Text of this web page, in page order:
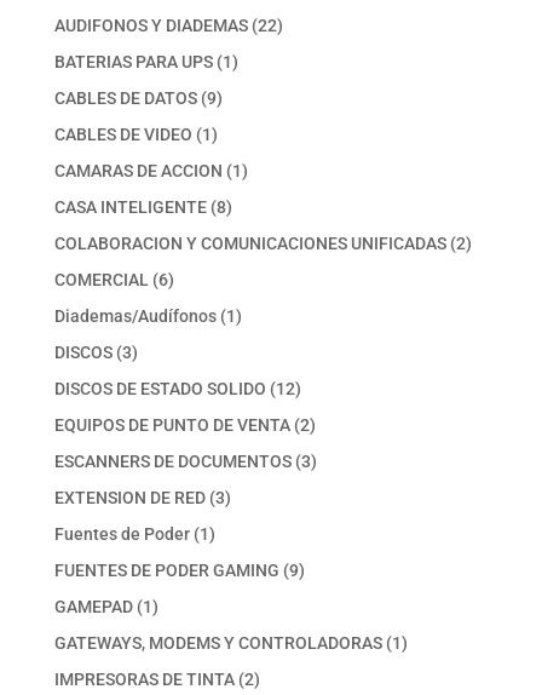
productos
AUDIFONOS Y DIADEMAS 2222
BATERIAS PARA UPS 11
CABLES DE DATOS 99
productos
CABLES DE VIDEO 11
producto
CAMARAS DE ACCION 11
CASA INTELIGENTE 88
productos
COLABORACION Y COMUNICACIONES UNIFICADAS 22
COMERCIAL 66
productos
Diademas/Audífonos 11
DISCOS 33
productos
DISCOS DE ESTADO SOLIDO 1212
productos
EQUIPOS DE PUNTO DE VENTA 22
productos
ESCANNERS DE DOCUMENTOS 33
EXTENSION DE RED 33
Fuentes de Poder 11
producto
FUENTES DE PODER GAMING 99
GAMEPAD 11
producto
GATEWAYS, MODEMS Y CONTROLADORAS 11
IMPRESORAS DE TINTA 22